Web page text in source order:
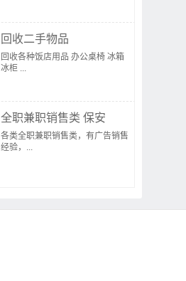
回收二手物品
回收各种饭店用品 办公桌椅 冰箱
冰柜 ...
全职兼职销售类 保安
各类全职兼职销售类，有广告销售
经验，...